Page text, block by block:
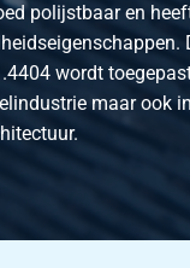
gelast ASTM 316L
gelast 316L A-403
gelast ASTM 316L
polijstbaar en
wordt
maar ook